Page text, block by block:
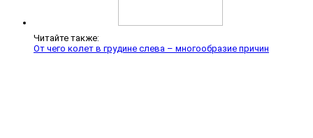
Читайте также:
От чего колет в грудине слева – многообразие причин